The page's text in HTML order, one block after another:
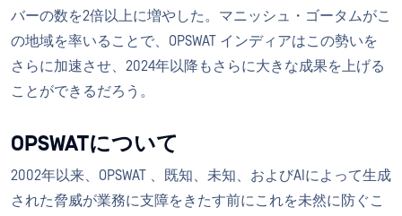
バーの数を2倍以上に増やした。マニッシュ・ゴータムがこ
の地域を率いることで、OPSWAT インディアはこの勢いを
さらに加速させ、2024年以降もさらに大きな成果を上げる
ことができるだろう。
OPSWATについて
2002年以来、OPSWAT 、既知、未知、およびAIによって生成
された脅威が業務に支障をきたす前にこれを未然に防ぐこ